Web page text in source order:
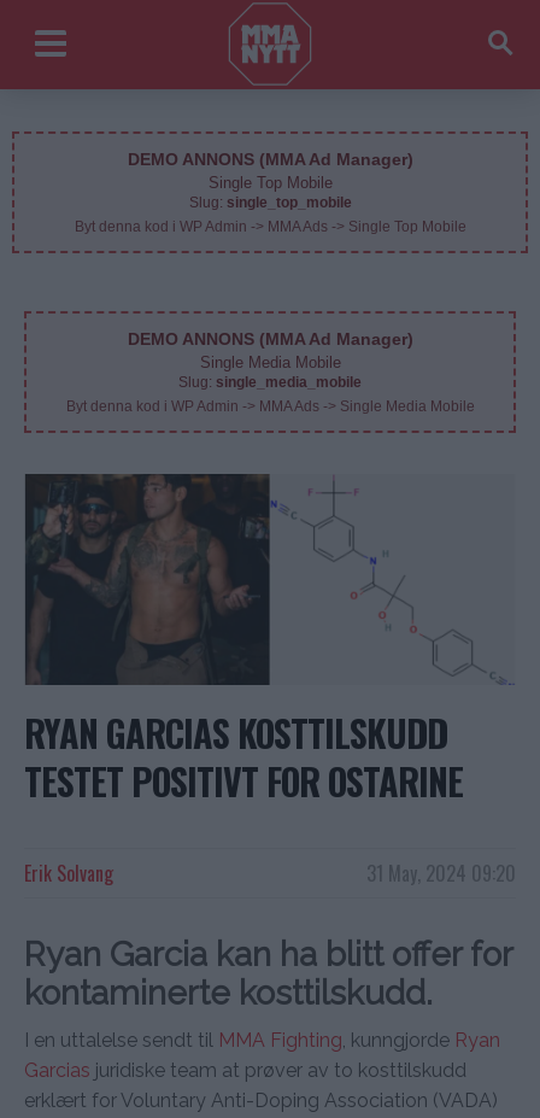
DEMO ANNONS (MMA Ad Manager)
Single Top Mobile
Slug: single_top_mobile
Byt denna kod i WP Admin -> MMA Ads -> Single Top Mobile
DEMO ANNONS (MMA Ad Manager)
Single Media Mobile
Slug: single_media_mobile
Byt denna kod i WP Admin -> MMA Ads -> Single Media Mobile
RYAN GARCIAS KOSTTILSKUDD
TESTET POSITIVT FOR OSTARINE
31 May, 2024 09:20
Erik Solvang
Ryan Garcia kan ha blitt offer for
kontaminerte kosttilskudd.
I en uttalelse sendt til MMA Fighting, kunngjorde Ryan
Garcias juridiske team at prøver av to kosttilskudd
erklært for Voluntary Anti-Doping Association (VADA)